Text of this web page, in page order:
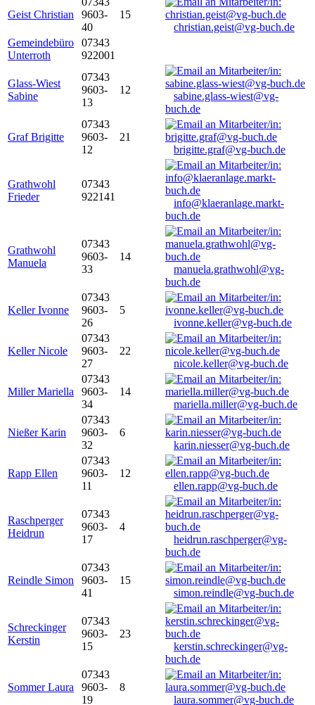
Geist Christian
9603-
40
15
christian.geist@vg-buch.de
Gemeindebüro
Unterroth
07343
922001
Glass-Wiest
Sabine
07343
9603-
13
12
sabine.glass-wiest@vg-
buch.de
Graf Brigitte
07343
9603-
12
21
brigitte.graf@vg-buch.de
Grathwohl
Frieder
07343
922141
info@klaeranlage.markt-
buch.de
Grathwohl
Manuela
07343
9603-
33
14
manuela.grathwohl@vg-
buch.de
Keller Ivonne
07343
9603-
26
5
ivonne.keller@vg-buch.de
Keller Nicole
07343
9603-
27
22
nicole.keller@vg-buch.de
Miller Mariella
07343
9603-
34
14
mariella.miller@vg-buch.de
Nießer Karin
07343
9603-
32
6
karin.niesser@vg-buch.de
Rapp Ellen
07343
9603-
11
12
ellen.rapp@vg-buch.de
Raschperger
Heidrun
07343
9603-
17
4
heidrun.raschperger@vg-
buch.de
Reindle Simon
07343
9603-
41
15
simon.reindle@vg-buch.de
Schreckinger
Kerstin
07343
9603-
15
23
kerstin.schreckinger@vg-
buch.de
Sommer Laura
07343
9603-
19
8
laura.sommer@vg-buch.de